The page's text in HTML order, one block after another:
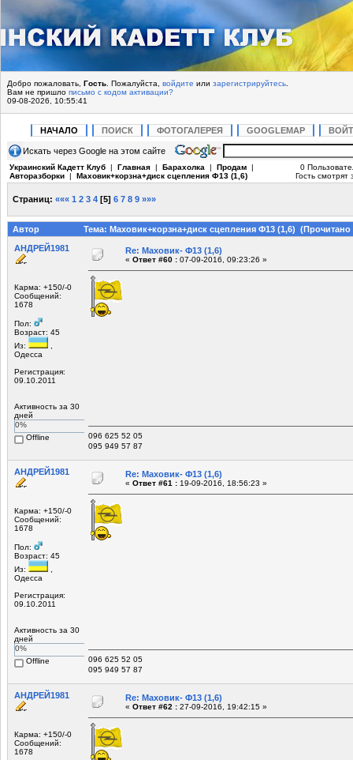
Добро пожаловать, Гость . Пожалуйста, войдите или зарегистрируйтесь
Вам не пришло письмо с кодом активации?
09-08-2026, 10:55:41
НАЧАЛО ПОИСК ФОТОГАЛЕРЕЯ GOOGLEMAP
Искать через Google на этом сайте
Украинский Кадетт Клуб | Главная | Барахолка | Продам |
Авторазборки | Маховик+корзна+диск сцепления Ф13 (1,6)
0
Гость смотрят
Страниц: ««« 1 2 3 4 [5] 6 7 8 9 »»»
Автор
Тема: Маховик+корзна+диск сцепления Ф13 (1,6) (Прочитано
АНДРЕЙ1981
Карма: +150/-0
Сообщений:
1678
Пол:
Возраст: 45
Из:
Одесса
Регистрация:
09.10.2011
Активность за 30
дней
0%
Offline
Re: Маховик- Ф13 (1,6)
« Ответ #60 : 07-09-2016, 09:23:26 »
096 625 52 05
095 949 57 87
АНДРЕЙ1981
Карма: +150/-0
Сообщений:
1678
Пол:
Возраст: 45
Из:
Одесса
Регистрация:
09.10.2011
Активность за 30
дней
0%
Offline
Re: Маховик- Ф13 (1,6)
« Ответ #61 : 19-09-2016, 18:56:23 »
096 625 52 05
095 949 57 87
АНДРЕЙ1981
Карма: +150/-0
Сообщений:
1678
Re: Маховик- Ф13 (1,6)
« Ответ #62 : 27-09-2016, 19:42:15 »